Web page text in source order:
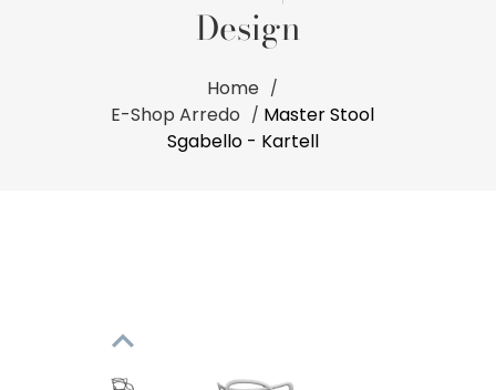
Design
Home
E-Shop Arredo
Master Stool
Sgabello - Kartell